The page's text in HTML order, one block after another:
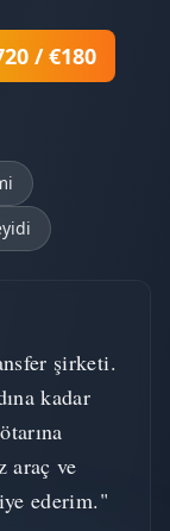
/ €180
şirketi.
kadar
araç ve
ederim."